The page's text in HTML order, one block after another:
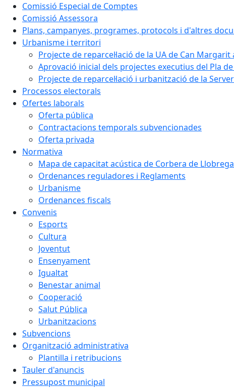
Comissió Especial de Comptes
Comissió Assessora
Plans, campanyes, programes, protocols i d'altres
Urbanisme i territori
Projecte de reparcel·lació de la UA de Can
Aprovació inicial dels projectes executius del Pla
Projecte de reparcel·lació i urbanització de la
Processos electorals
Ofertes laborals
Oferta pública
Contractacions temporals subvencionades
Oferta privada
Normativa
Mapa de capacitat acústica de Corbera de
Ordenances reguladores i Reglaments
Urbanisme
Ordenances fiscals
Convenis
Esports
Cultura
Joventut
Ensenyament
Igualtat
Benestar animal
Cooperació
Salut Pública
Urbanitzacions
Subvencions
Organització administrativa
Plantilla i retribucions
Tauler d'anuncis
Pressupost municipal